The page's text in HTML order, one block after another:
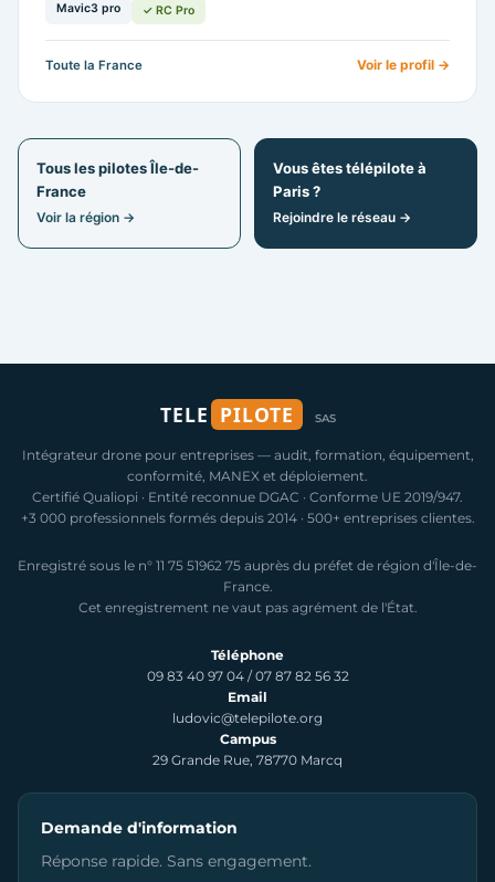
Mavic3 pro ✓ RC Pro
Toute la France Voir le profil →
Tous les pilotes Île-de-
France
Voir la région →
Vous êtes télépilote à
Paris ?
Rejoindre le réseau →
TELE PILOTE SAS
Intégrateur drone pour entreprises — audit, formation, équipement,
conformité, MANEX et déploiement.
Certifié Qualiopi · Entité reconnue DGAC · Conforme UE 2019/947.
+3 000 professionnels formés depuis 2014 · 500+ entreprises clientes.
Enregistré sous le n° 11 75 51962 75 auprès du préfet de région d'Île-de-
France.
Cet enregistrement ne vaut pas agrément de l'État.
Téléphone
09 83 40 97 04 /07 87 82 56 32
Email
ludovic@telepilote.org
Campus
29 Grande Rue, 78770 Marcq
Demande d'information
Réponse rapide. Sans engagement.